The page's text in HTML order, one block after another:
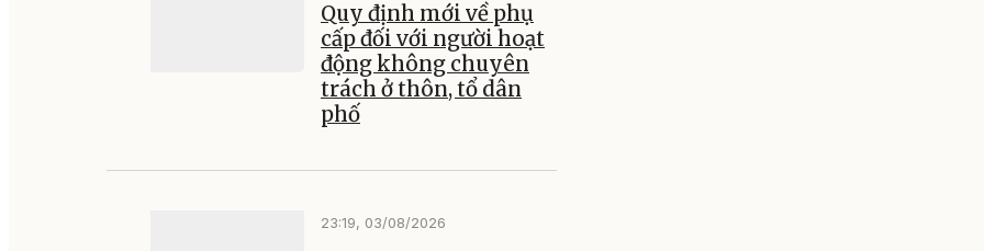
Quy định mới về phụ
cấp đối với người hoạt
động không chuyên
trách ở thôn, tổ dân
phố
23:19, 03/08/2026